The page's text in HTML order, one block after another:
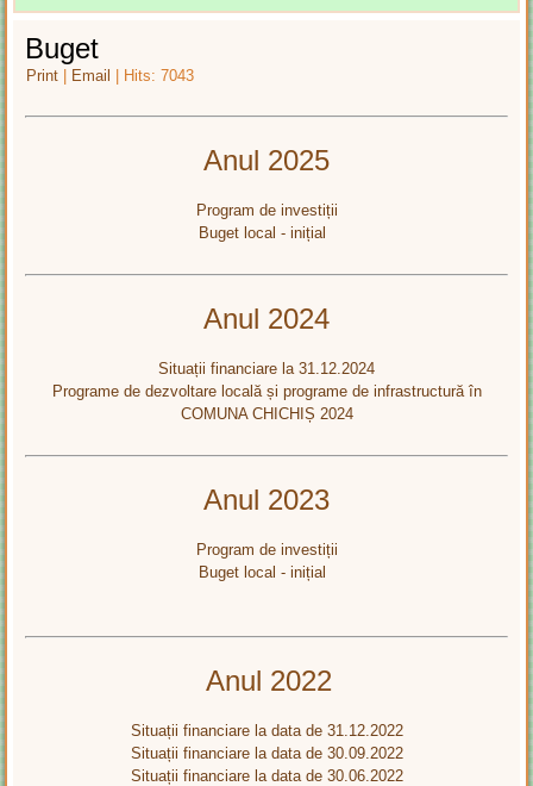
Buget
Print | Email | Hits: 7043
Anul 2025
Program de investiții
Buget local - inițial
Anul 2024
Situații financiare la 31.12.2024
Programe de dezvoltare locală și programe de infrastructură în
COMUNA CHICHIȘ 2024
Anul 2023
Program de investiții
Buget local - inițial
Anul 2022
Situații financiare la data de 31.12.2022
Situații financiare la data de 30.09.2022
Situații financiare la data de 30.06.2022